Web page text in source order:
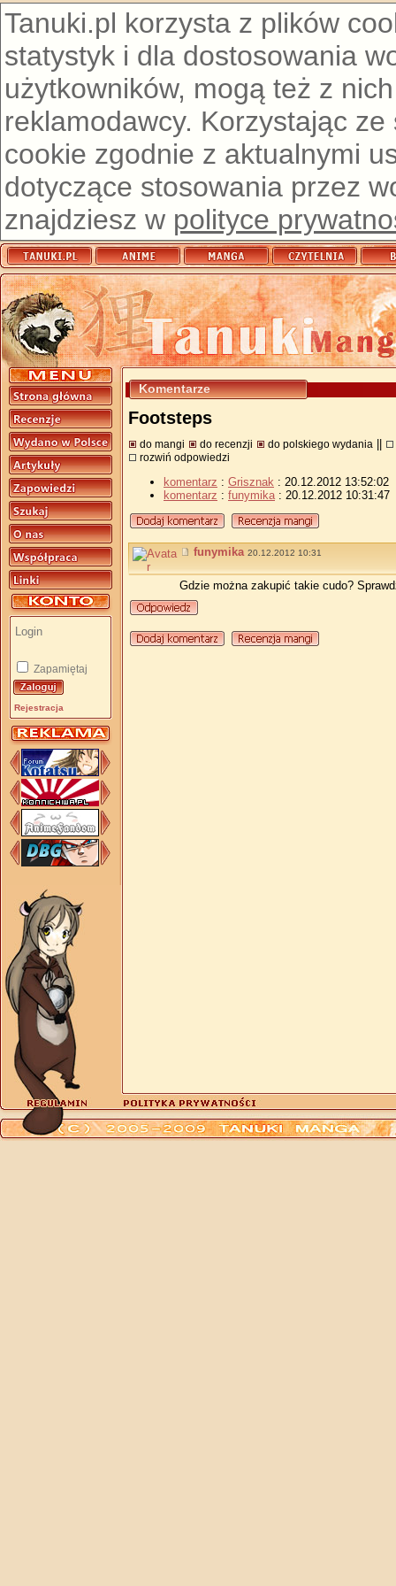
Tanuki.pl korzysta z plików
statystyk i dla dostosowania
użytkowników, mogą też z
reklamodawcy. Korzystając
cookie zgodnie z aktualnymi
dotyczące stosowania przez
znajdziesz w polityce
Zapamiętaj
Rejestracja
Komentarze
Footsteps
do mangi do recenzji do polskiego wydania
rozwiń odpowiedzi
komentarz : Grisznak : 20.12.2012 13:52:02
komentarz : funymika: 20.12.2012 10:31:47
funymika 20.12.2012 10:31
Gdzie można zakupić takie cudo?